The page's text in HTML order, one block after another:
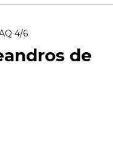
4/6
de